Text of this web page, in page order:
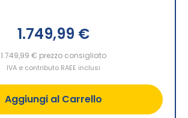
1.749,99 €
1.749,99 € prezzo consigliato
IVA e contributo RAEE inclusi
Aggiungi al Carrello